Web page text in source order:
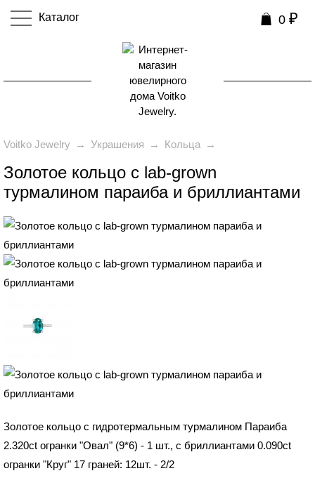
Каталог 0 ₽
Voitko Jewelry → Украшения → Кольца →
Золотое кольцо с lab-grown
турмалином параиба и бриллиантами
Золотое кольцо с гидротермальным турмалином Параиба
2.320ct огранки "Овал" (9*6) - 1 шт., с бриллиантами 0.090ct
огранки "Круг" 17 граней: 12шт. - 2/2